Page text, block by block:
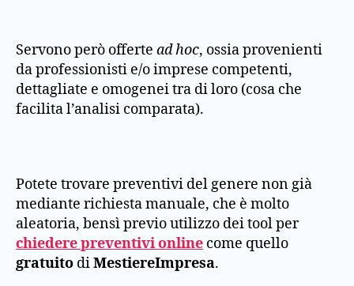
Servono però offerte ad hoc, ossia provenienti
da professionisti e/o imprese competenti,
dettagliate e omogenei tra di loro (cosa che
facilita l’analisi comparata).
Potete trovare preventivi del genere non già
mediante richiesta manuale, che è molto
aleatoria, bensì previo utilizzo dei tool per
chiedere preventivi online come quello
gratuito diMestiereImpresa.